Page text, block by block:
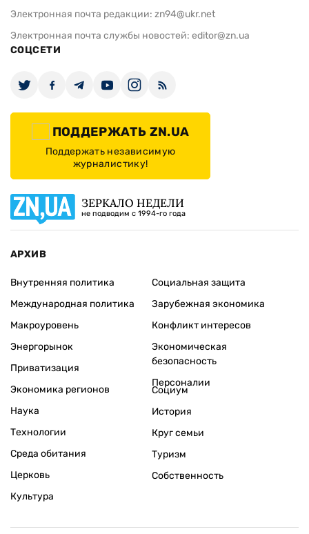
Электронная почта редакции: zn94@ukr.net
Электронная почта службы новостей: editor@zn.ua
СОЦСЕТИ
ПОДДЕРЖАТЬ ZN.UA
Поддержать независимую
журналистику!
ЗЕРКАЛО НЕДЕЛИ
не подводим с 1994-го года
АРХИВ
Внутренняя политика
Международная политика
Макроуровень
Энергорынок
Приватизация
Экономика регионов
Социальная защита
Зарубежная экономика
Конфликт интересов
Экономическая
безопасность
Персоналии
Наука
Технологии
Среда обитания
Церковь
Культура
Социум
История
Круг семьи
Туризм
Собственность